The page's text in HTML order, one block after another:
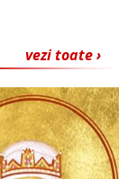
vezi toate ›